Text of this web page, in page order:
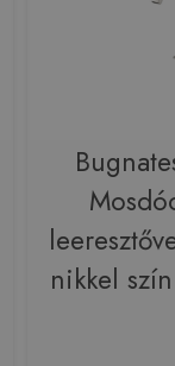
nikkel